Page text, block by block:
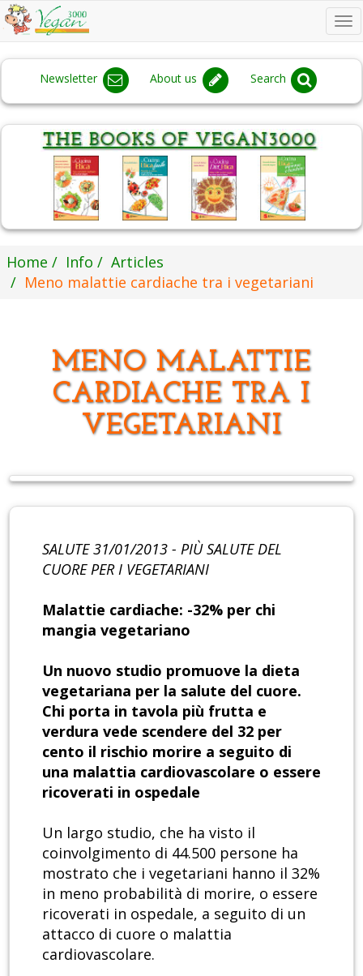
Newsletter About us Search
Home Info
Articles
Meno malattie cardiache tra i vegetariani
MENO MALATTIE
CARDIACHE TRA I
VEGETARIANI
SALUTE 31/01/2013 - PIÙ SALUTE DEL
CUORE PER I VEGETARIANI
Malattie cardiache: -32% per chi
mangia vegetariano
Un nuovo studio promuove la dieta
vegetariana per la salute del cuore.
Chi porta in tavola più frutta e
verdura vede scendere del 32 per
cento il rischio morire a seguito di
una malattia cardiovascolare o essere
ricoverati in ospedale
Un largo studio, che ha visto il
coinvolgimento di 44.500 persone ha
mostrato che i vegetariani hanno il 32%
in meno probabilità di morire, o essere
ricoverati in ospedale, a seguito di un
attacco di cuore o malattia
cardiovascolare.